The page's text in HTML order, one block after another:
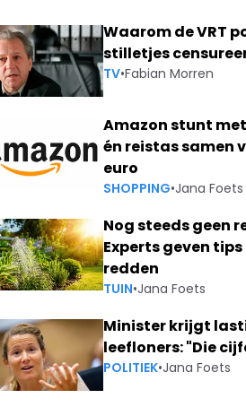
Waarom de VRT
stilletjes
TV•Fabian Morren
Amazon stunt
én reistas samen
euro
SHOPPING•Jana Foets
Nog steeds geen
Experts geven
redden
TUIN•Jana Foets
Minister krijgt
leefloners: "Die
POLITIEK•Jana Foets